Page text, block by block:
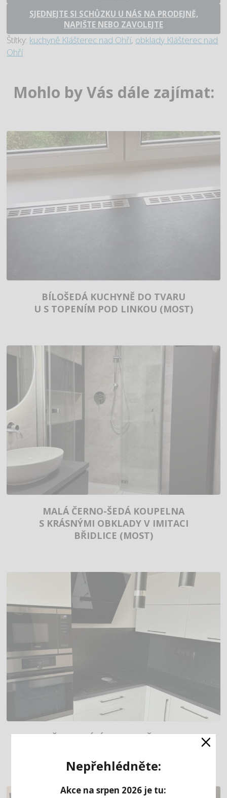
SJEDNEJTE SI SCHŮZKU U NÁS NA PRODEJNĚ,
NAPIŠTE NEBO ZAVOLEJTE
Štítky: kuchyně Klášterec nad Ohří, obklady Klášterec nad
Ohří
Mohlo by Vás dále zajímat:
BÍLOŠEDÁ KUCHYNĚ DO TVARU
U S TOPENÍM POD LINKOU (MOST)
MALÁ ČERNO-ŠEDÁ KOUPELNA
S KRÁSNÝMI OBKLADY V IMITACI
BŘIDLICE (MOST)
ČERNOBÍLÁ KUCHYNĚ DO L
Nepřehlédněte:
Akce na srpen 2026 je tu:
×